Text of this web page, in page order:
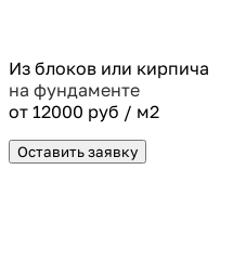
Из блоков или кирпича
на фундаменте
от 12000 руб / м2
Оставить заявку